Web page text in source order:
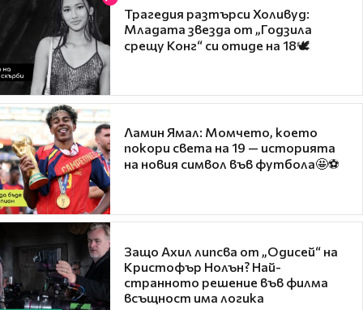
Трагедия разтърси Холивуд:
Младата звезда от „Годзила
срещу Конг“ си отиде на 18🕊️
Ламин Ямал: Момчето, което
покори света на 19 — историята
на новия символ във футбола🤩⚽
Защо Ахил липсва от „Одисей“ на
Кристофър Нолън? Най-
странното решение във филма
всъщност има логика